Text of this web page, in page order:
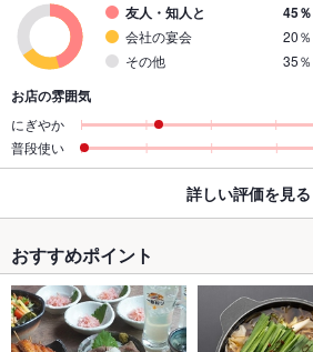
友人・知人と
45％
会社の宴会
20％
その他
35％
お店の雰囲気
にぎやか
普段使い
詳しい評価を見る
おすすめポイント